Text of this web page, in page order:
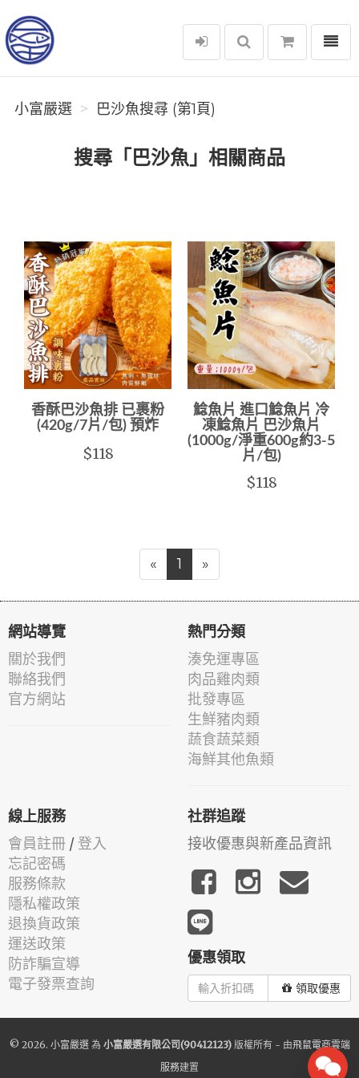
小富嚴選
選單
小富嚴選 巴沙魚搜尋 (第1頁)
搜尋「巴沙魚」相關商品
香酥巴沙魚排 已裹粉
(420g/7片/包) 預炸
$118
鯰魚片 進口鯰魚片 冷
凍鯰魚片 巴沙魚片
(1000g/淨重600g約3-5
片/包)
$118
« 1 »
網站導覽
關於我們
聯絡我們
官方網站
熱門分類
湊免運專區
肉品雞肉類
批發專區
生鮮豬肉類
蔬食蔬菜類
海鮮其他魚類
線上服務
會員註冊 / 登入
忘記密碼
服務條款
隱私權政策
退換貨政策
運送政策
防詐騙宣導
電子發票查詢
社群追蹤
接收優惠與新產品資訊
優惠領取
領取優惠
© 2026. 小富嚴選為 小富嚴選有限公司(90412123)版權所有 - 由飛鼠電商雲端
服務建置